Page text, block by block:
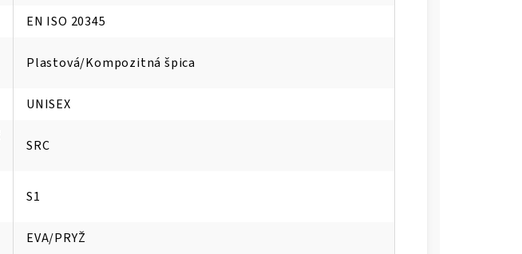
EN ISO 20345
Plastová/Kompozitná špica
UNISEX
SRC
S1
EVA/PRYŽ